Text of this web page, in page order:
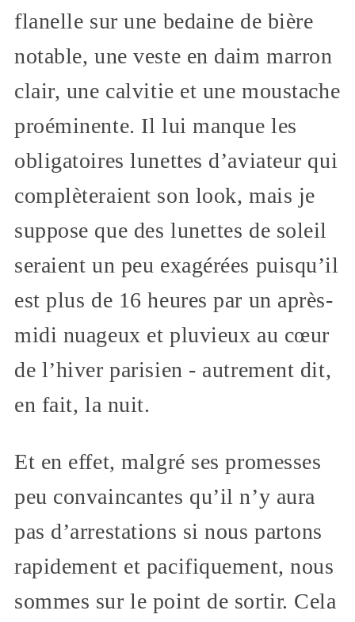
flanelle sur une bedaine de bière
notable, une veste en daim marron
clair, une calvitie et une moustache
proéminente. Il lui manque les
obligatoires lunettes d’aviateur qui
complèteraient son look, mais je
suppose que des lunettes de soleil
seraient un peu exagérées puisqu’il
est plus de 16 heures par un après-
midi nuageux et pluvieux au cœur
de l’hiver parisien - autrement dit,
en fait, la nuit.
Et en effet, malgré ses promesses
peu convaincantes qu’il n’y aura
pas d’arrestations si nous partons
rapidement et pacifiquement, nous
sommes sur le point de sortir. Cela